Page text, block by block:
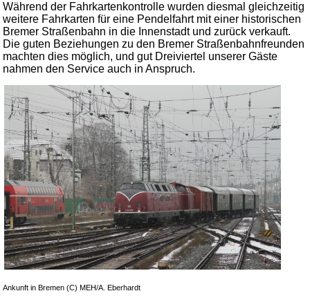
Während der Fahrkartenkontrolle wurden diesmal gleichzeitig
weitere Fahrkarten für eine Pendelfahrt mit einer historischen
Bremer Straßenbahn in die Innenstadt und zurück verkauft.
Die guten Beziehungen zu den Bremer Straßenbahnfreunden
machten dies möglich, und gut Dreiviertel unserer Gäste
nahmen den Service auch in Anspruch.
Ankunft in Bremen (C) MEH/A. Eberhardt